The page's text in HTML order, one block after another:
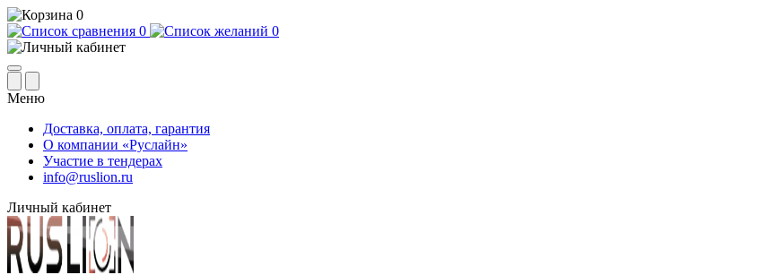
0
0
0
Меню
Доставка, оплата, гарантия
О компании «Руслайн»
Участие в тендерах
info@ruslion.ru
Личный кабинет